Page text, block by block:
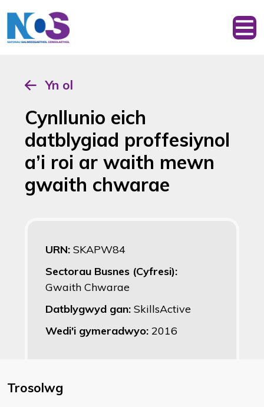
Yn ol
Cynllunio eich
datblygiad proffesiynol
a’i roi ar waith mewn
gwaith chwarae
URN: SKAPW84
Sectorau Busnes (Cyfresi):
Gwaith Chwarae
Datblygwyd gan: SkillsActive
Wedi'i gymeradwyo: 2016
Trosolwg